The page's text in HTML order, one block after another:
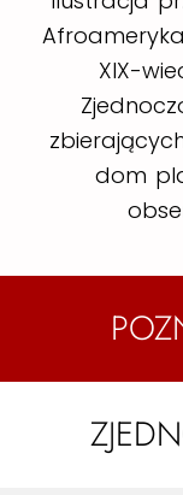
XIX-
dom